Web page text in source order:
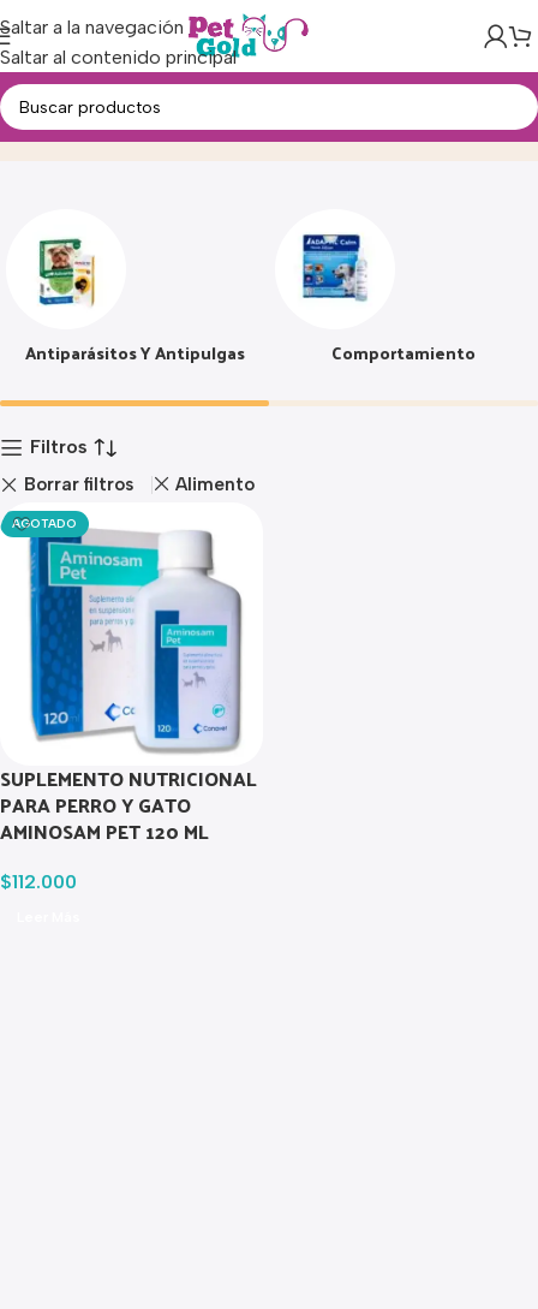
Saltar a la navegación
Saltar al contenido principal
FarmaciaInicio Producto
Antiparásitos Y Antipulgas Comportamiento
Filtros
Borrar filtros Alimento
AGOTADO
SUPLEMENTO NUTRICIONAL
PARA PERRO Y GATO
AMINOSAM PET 120 ML
$112.000